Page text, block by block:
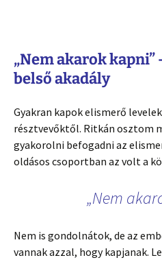
„Nem akarok
belső akadály
Gyakran kapok elismerő
résztvevőktől. Ritkán osztom
gyakorolni befogadni az
oldásos csoportban az volt a
„Nem
Nem is gondolnátok, de az
vannak azzal, hogy kapjanak.